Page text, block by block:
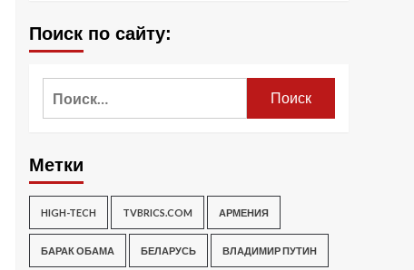
Поиск по сайту:
Метки
HIGH-TECH TVBRICS.COM АРМЕНИЯ
БАРАК ОБАМА БЕЛАРУСЬ ВЛАДИМИР ПУТИН